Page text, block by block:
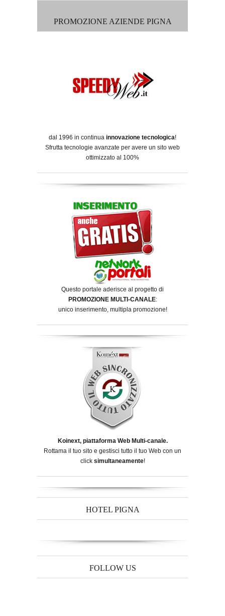
PROMOZIONE AZIENDE PIGNA
dal 1996 in continua innovazione tecnologica!
Sfrutta tecnologie avanzate per avere un sito web
ottimizzato al 100%
Questo portale aderisce al progetto di
PROMOZIONE MULTI-CANALE:
unico inserimento, multipla promozione!
Koinext, piattaforma Web Multi-canale.
Rottama il tuo sito e gestisci tutto il tuo Web con un
click simultaneamente!
HOTEL PIGNA
FOLLOW US